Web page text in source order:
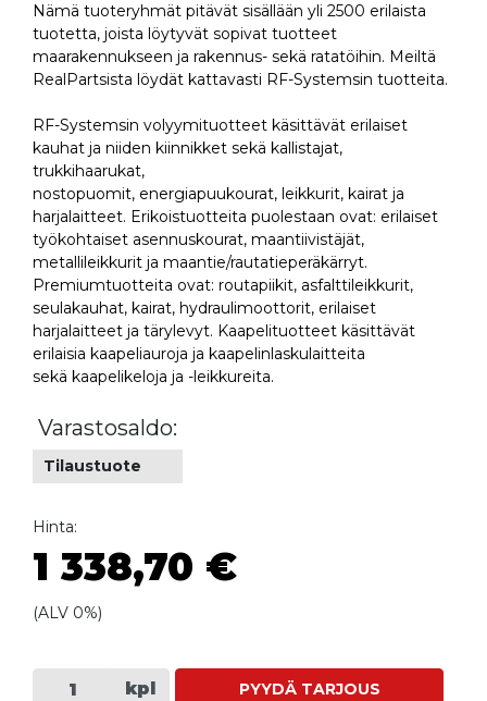
Nämä tuoteryhmät pitävät sisällään yli 2500 erilaista
tuotetta, joista löytyvät sopivat tuotteet
maarakennukseen ja rakennus- sekä ratatöihin. Meiltä
RealPartsista löydät kattavasti RF-Systemsin tuotteita.
RF-Systemsin volyymituotteet käsittävät erilaiset
kauhat ja niiden kiinnikket sekä kallistajat,
trukkihaarukat,
nostopuomit, energiapuukourat, leikkurit, kairat ja
harjalaitteet. Erikoistuotteita puolestaan ovat: erilaiset
työkohtaiset asennuskourat, maantiivistäjät,
metallileikkurit ja maantie/rautatieperäkärryt.
Premiumtuotteita ovat: routapiikit, asfalttileikkurit,
seulakauhat, kairat, hydraulimoottorit, erilaiset
harjalaitteet ja tärylevyt. Kaapelituotteet käsittävät
erilaisia kaapeliauroja ja kaapelinlaskulaitteita
sekä kaapelikeloja ja -leikkureita.
Varastosaldo:
Tilaustuote
Hinta:
1 338,70 €
(ALV 0%)
kpl PYYDÄ TARJOUS